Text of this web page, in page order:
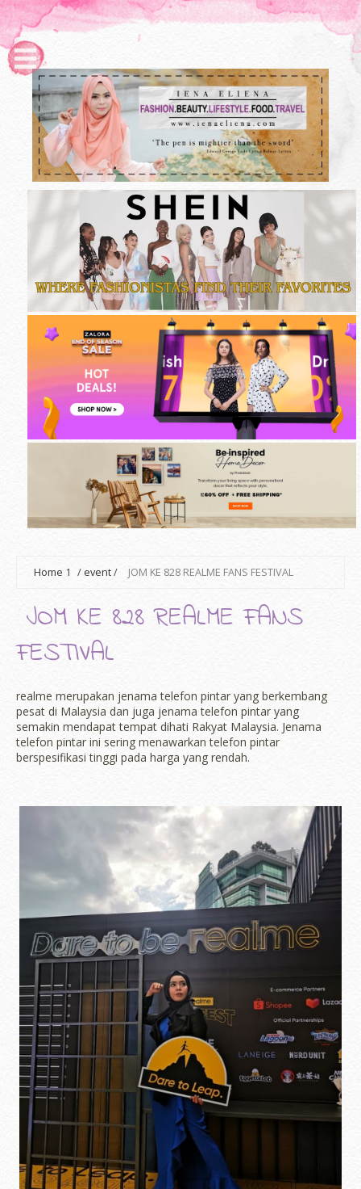
Home 1 / event/ JOM KE 828 REALME FANS FESTIVAL
JOM KE 828 REALME FANS
FESTIVAL
realme merupakan jenama telefon pintar yang berkembang
pesat di Malaysia dan juga jenama telefon pintar yang
semakin mendapat tempat dihati Rakyat Malaysia. Jenama
telefon pintar ini sering menawarkan telefon pintar
berspesifikasi tinggi pada harga yang rendah.